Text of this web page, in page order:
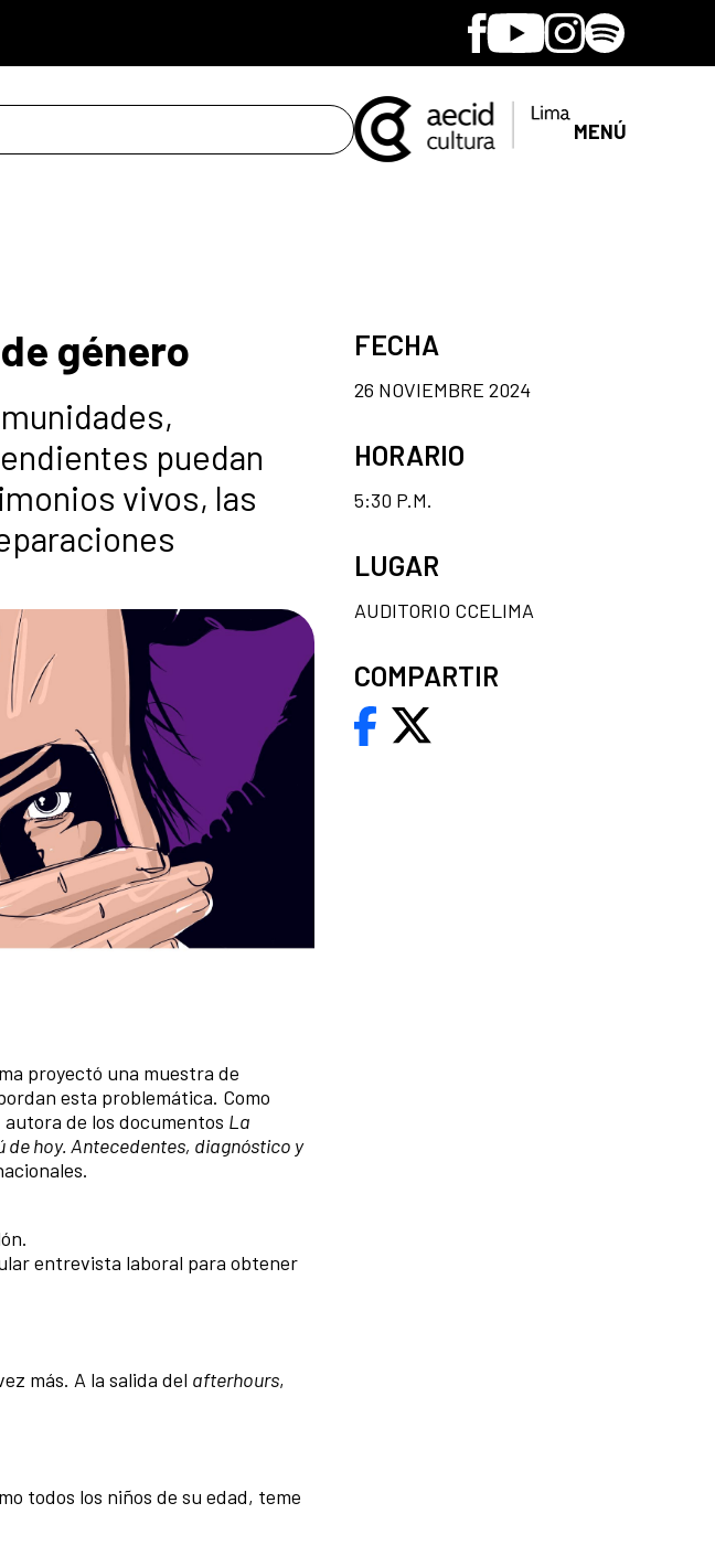
Facebook
YoutubeInstagram
Spotify
MENÚ
género
puedan
vivos, las
proyectó una muestra de
esta problemática. Como
autora de los documentos La
hoy. Antecedentes, diagnóstico y
entrevista laboral para obtener
más. A la salida del afterhours,
todos los niños de su edad, teme
FECHA
26 NOVIEMBRE 2024
HORARIO
5:30 P.M.
LUGAR
AUDITORIO CCELIMA
COMPARTIR